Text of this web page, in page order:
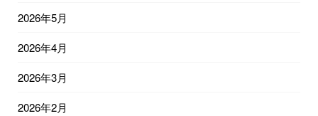
2026年5月
2026年4月
2026年3月
2026年2月